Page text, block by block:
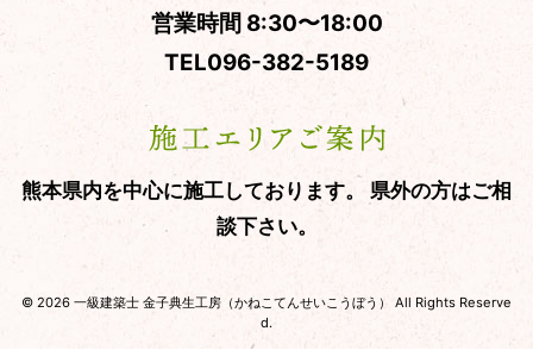
営業時間 8:30〜18:00
TEL096-382-5189
熊本県内を中心に施工しております。
県外の方はご相
談下さい。
© 2026 一級建築士 金子典生工房（かねこてんせいこうぼう） All Rights Reserve
d.